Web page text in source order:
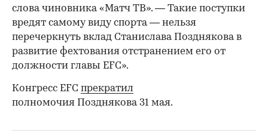
слова чиновника «Матч ТВ». — Такие поступки
вредят самому виду спорта — нельзя
перечеркнуть вклад Станислава Позднякова в
развитие фехтования отстранением его от
должности главы EFC».
Конгресс EFC прекратил
полномочия Позднякова 31 мая.